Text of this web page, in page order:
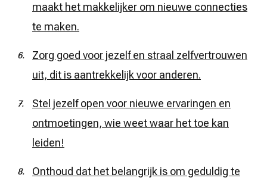
maakt het makkelijker om nieuwe connecties
te maken.
Zorg goed voor jezelf en straal zelfvertrouwen
uit, dit is aantrekkelijk voor anderen.
Stel jezelf open voor nieuwe ervaringen en
ontmoetingen, wie weet waar het toe kan
leiden!
Onthoud dat het belangrijk is om geduldig te